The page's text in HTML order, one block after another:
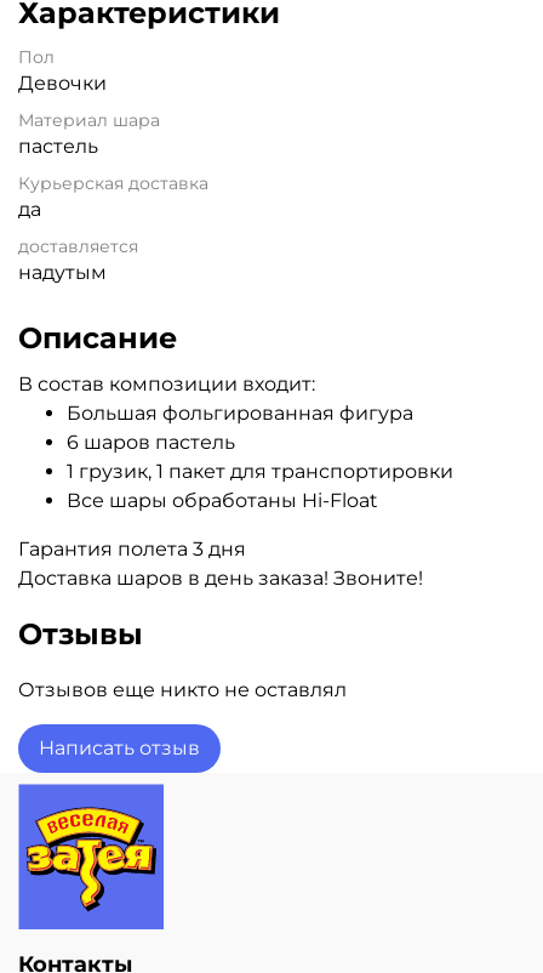
Характеристики
Пол
Девочки
Материал шара
пастель
Курьерская доставка
да
доставляется
надутым
Описание
В состав композиции входит:
Большая фольгированная фигура
6 шаров пастель
1 грузик, 1 пакет для транспортировки
Все шары обработаны Hi-Float
Гарантия полета 3 дня
Доставка шаров в день заказа! Звоните!
Отзывы
Отзывов еще никто не оставлял
Написать отзыв
Контакты